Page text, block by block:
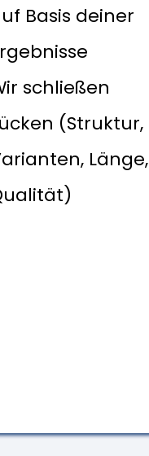
Basis deiner
schließen
(Struktur,
Länge,